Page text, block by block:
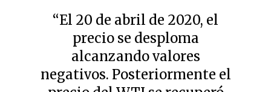
“El 20 de abril de 2020, el
precio se desploma
alcanzando valores
negativos. Posteriormente el